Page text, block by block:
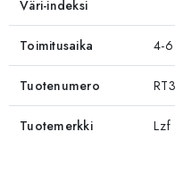
Väri-indeksi
Toimitusaika 4-6
Tuotenumero
Tuotemerkki Lzf